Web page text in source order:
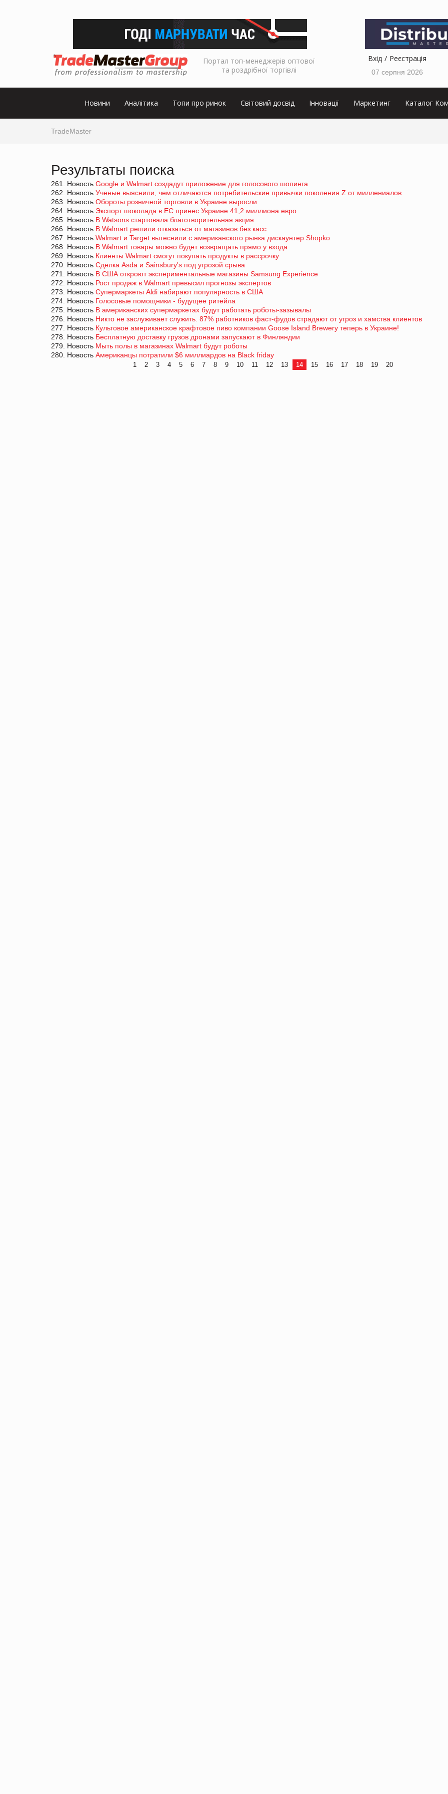
Портал топ-менеджерів оптової
та роздрібної торгівлі
Вхід Реєстрація
07 серпня 2026
Новини Аналітика Топи про ринок Світовий досвід Інновації Маркетинг Каталог
TradeMaster
Результаты поиска
261. Новость Google и Walmart создадут приложение для голосового шопинга
262. Новость Ученые выяснили, чем отличаются потребительские привычки поколения Z от миллениалов
263. Новость Обороты розничной торговли в Украине выросли
264. Новость Экспорт шоколада в ЕС принес Украине 41,2 миллиона евро
265. Новость В Watsons стартовала благотворительная акция
266. Новость В Walmart решили отказаться от магазинов без касс
267. Новость Walmart и Target вытеснили с американского рынка дискаунтер Shopko
268. Новость В Walmart товары можно будет возвращать прямо у входа
269. Новость Клиенты Walmart смогут покупать продукты в рассрочку
270. Новость Сделка Asda и Sainsbury's под угрозой срыва
271. Новость В США откроют экспериментальные магазины Samsung Experience
272. Новость Рост продаж в Walmart превысил прогнозы экспертов
273. Новость Супермаркеты Aldi набирают популярность в США
274. Новость Голосовые помощники - будущее ритейла
275. Новость В американских супермаркетах будут работать роботы-зазывалы
276. Новость Никто не заслуживает служить. 87% работников фаст-фудов страдают от угроз и хамства клиентов
277. Новость Культовое американское крафтовое пиво компании Goose Island Brewery теперь в Украине!
278. Новость Бесплатную доставку грузов дронами запускают в Финляндии
279. Новость Мыть полы в магазинах Walmart будут роботы
280. Новость Американцы потратили $6 миллиардов на Black friday
1 2 3 4 5 6 7 8 9 10 11 12 13 14 15 16 17 18 19 20